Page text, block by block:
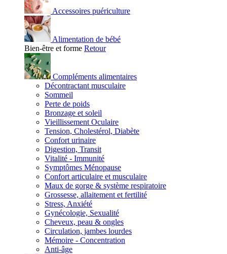
Accessoires puériculture
Alimentation de bébé
Bien-être et forme Retour
Compléments alimentaires
Décontractant musculaire
Sommeil
Perte de poids
Bronzage et soleil
Vieillissement Oculaire
Tension, Cholestérol, Diabète
Confort urinaire
Digestion, Transit
Vitalité - Immunité
Symptômes Ménopause
Confort articulaire et musculaire
Maux de gorge & système respiratoire
Grossesse, allaitement et fertilité
Stress, Anxiété
Gynécologie, Sexualité
Cheveux, peau & ongles
Circulation, jambes lourdes
Mémoire - Concentration
Anti-âge